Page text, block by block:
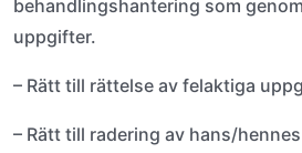
behandlingshantering som
uppgifter.
– Rätt till rättelse av felaktiga
– Rätt till radering av hans/